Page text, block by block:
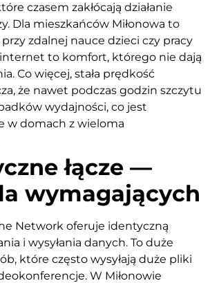
czasem zakłócają działanie
Dla mieszkańców Miłonowa to
przy zdalnej nauce dzieci czy pracy
to komfort, którego nie dają
Co więcej, stała prędkość
że nawet podczas godzin szczytu
wydajności, co jest
w domach z wieloma
łącze —
wymagających
Network oferuje identyczną
i wysyłania danych. To duże
które często wysyłają duże pliki
W Miłonowie